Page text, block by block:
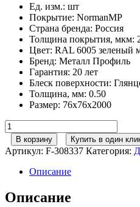
Ед. изм.: шт
Покрытие: NormanMP
Страна бренда: Россия
Толщина покрытия, мкм:
Цвет: RAL 6005 зеленый
Бренд: Металл Профиль
Гарантия: 20 лет
Блеск поверхности:
Толщина, мм: 0.50
Размер: 76х76х2000
Количество
товара
Металл
Профиль
Планка
ендовы
верхняя
76х76х2000
В корзину Купить в один
Артикул: F-308337 Категория:
Описание
Описание